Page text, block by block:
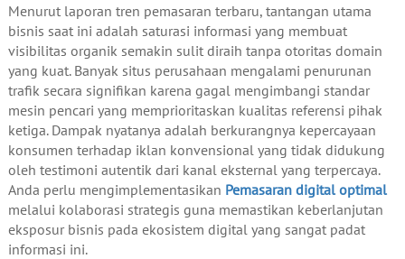
Menurut laporan tren pemasaran terbaru, tantangan utama
bisnis saat ini adalah saturasi informasi yang membuat
visibilitas organik semakin sulit diraih tanpa otoritas domain
yang kuat. Banyak situs perusahaan mengalami penurunan
trafik secara signifikan karena gagal mengimbangi standar
mesin pencari yang memprioritaskan kualitas referensi pihak
ketiga. Dampak nyatanya adalah berkurangnya kepercayaan
konsumen terhadap iklan konvensional yang tidak didukung
oleh testimoni autentik dari kanal eksternal yang terpercaya.
Anda perlu mengimplementasikan Pemasaran digital optimal
melalui kolaborasi strategis guna memastikan keberlanjutan
eksposur bisnis pada ekosistem digital yang sangat padat
informasi ini.